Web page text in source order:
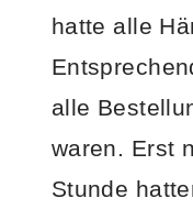
hatte alle
alle
waren. Erst
Stunde